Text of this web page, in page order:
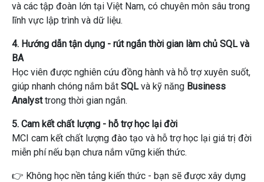
và các tập đoàn lớn tại Việt Nam, có chuyên môn sâu trong
lĩnh vực lập trình và dữ liệu.
4. Hướng dẫn tận dụng - rút ngắn thời gian làm chủ SQL và
BA
Học viên được nghiên cứu đồng hành và hỗ trợ xuyên suốt,
giúp nhanh chóng nắm bắt SQLvà kỹ năng Business
Analysttrong thời gian ngắn.
5. Cam kết chất lượng - hỗ trợ học lại đời
MCI cam kết chất lượng đào tạo và hỗ trợ học lại giá trị đời
miễn phí nếu bạn chưa nắm vững kiến ​​thức.
👉 Không học nền tảng kiến ​​thức - bạn sẽ được xây dựng